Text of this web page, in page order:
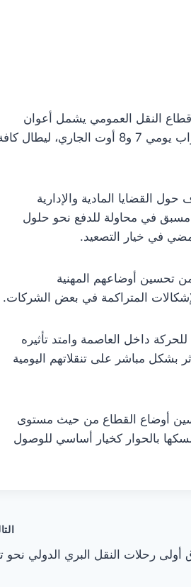
قطاع النقل العمومي يشمل أعوان
وإطارات شركة نقل تونس والشركة الوطنية للنقل بين المدن. ومن المقرر أن ينفذ هذا الإضراب يومي 7 و8 أوت الجاري، ليطال
القضايا المادية والإدارية
مسبق في محاولة للدفع نحو حلول
في خيار التصعيد.
تحسين أوضاعهم المهنية
المتراكمة في بعض الشركات.
داخل العاصمة وامتد تأثيره
بشكل مباشر على تنقلاتهم اليومية
أوضاع القطاع من حيث مستوى
بالحوار كخيار أساسي للوصول
أولى رحلات النقل البري الدولي